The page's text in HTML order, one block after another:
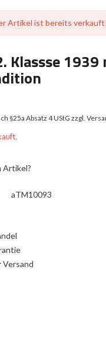
Artikel ist bereits verkauft!
Klassse
§25a Absatz 4 UStGzzgl.
Artikel?
aTM10093